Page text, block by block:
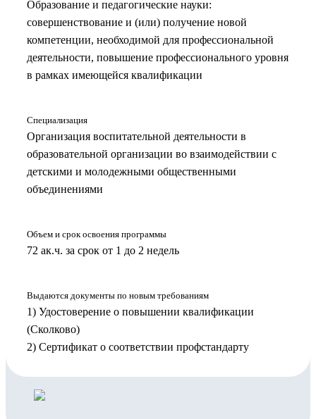
Образование и педагогические науки:
совершенствование и (или) получение новой
компетенции, необходимой для профессиональной
деятельности, повышение профессионального уровня
в рамках имеющейся квалификации
Специализация
Организация воспитательной деятельности в
образовательной организации во взаимодействии с
детскими и молодежными общественными
объединениями
Объем и срок освоения программы
72 ак.ч. за срок от 1 до 2 недель
Выдаются документы по новым требованиям
1) Удостоверение о повышении квалификации
(Сколково)
2) Сертификат о соответствии профстандарту